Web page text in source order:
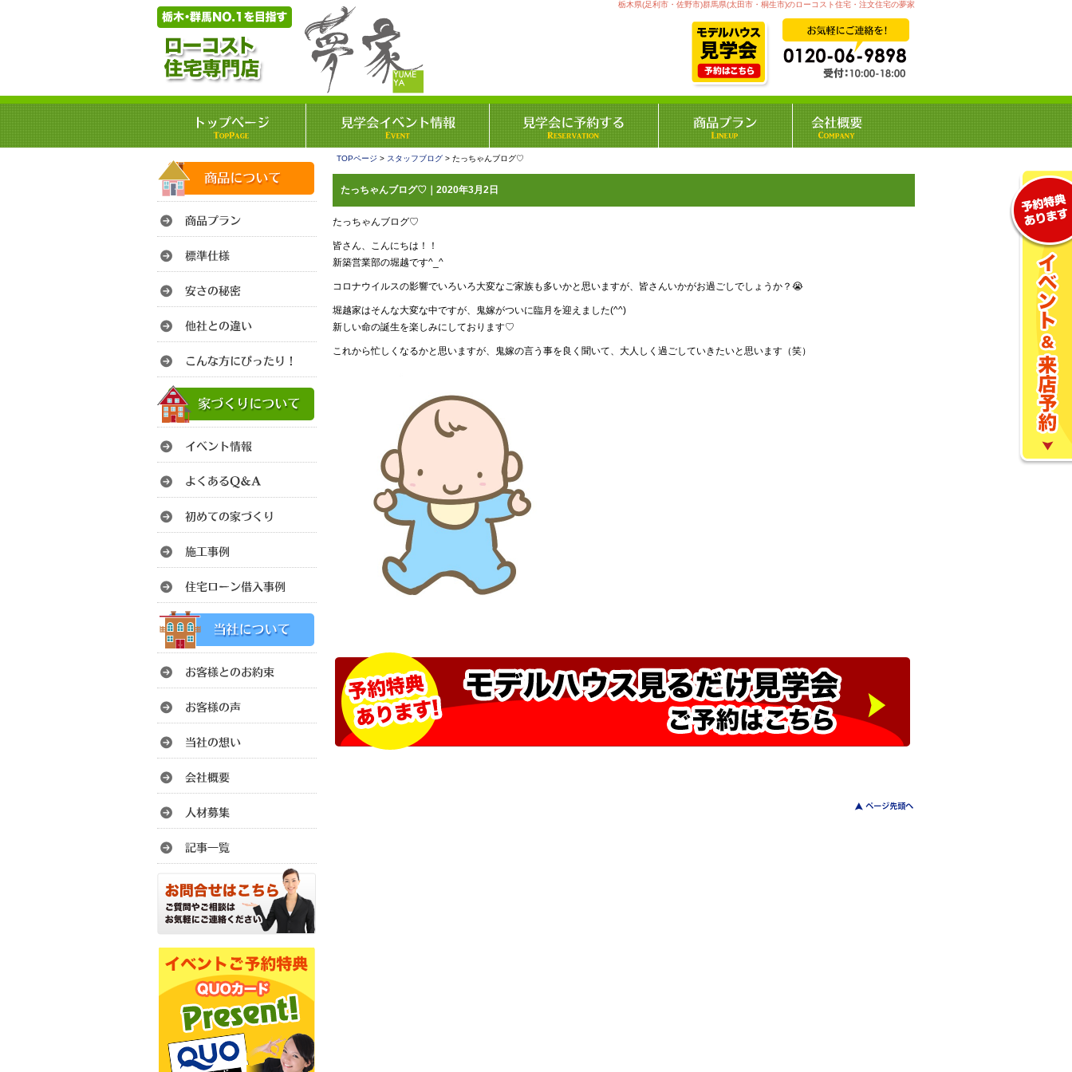
栃木県(足利市・佐野市)群馬県(太田市・桐生市)のローコスト住宅・注文住宅の夢家
TOPページ > スタッフブログ > たっちゃんブログ♡
たっちゃんブログ♡｜2020年3月2日
たっちゃんブログ♡
皆さん、こんにちは！！
新築営業部の堀越です^_^
コロナウイルスの影響でいろいろ大変なご家族も多いかと思いますが、皆さんいかがお過ごしでしょうか？😭
堀越家はそんな大変な中ですが、鬼嫁がついに臨月を迎えました(^^)
新しい命の誕生を楽しみにしております♡
これから忙しくなるかと思いますが、鬼嫁の言う事を良く聞いて、大人しく過ごしていきたいと思います（笑）